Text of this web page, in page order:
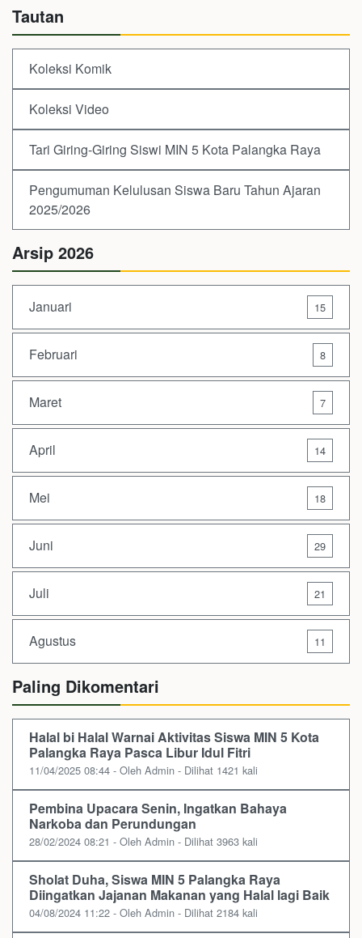
Tautan
Koleksi Komik
Koleksi Video
Tari Giring-Giring Siswi MIN 5 Kota Palangka Raya
Pengumuman Kelulusan Siswa Baru Tahun Ajaran
2025/2026
Arsip 2026
Januari 15
Februari 8
Maret 7
April 14
Mei 18
Juni 29
Juli 21
Agustus 11
Paling Dikomentari
Halal bi Halal Warnai Aktivitas Siswa MIN 5 Kota
Palangka Raya Pasca Libur Idul Fitri
11/04/2025 08:44 - Oleh Admin - Dilihat 1421 kali
Pembina Upacara Senin, Ingatkan Bahaya
Narkoba dan Perundungan
28/02/2024 08:21 - Oleh Admin - Dilihat 3963 kali
Sholat Duha, Siswa MIN 5 Palangka Raya
Diingatkan Jajanan Makanan yang Halal lagi Baik
04/08/2024 11:22 - Oleh Admin - Dilihat 2184 kali